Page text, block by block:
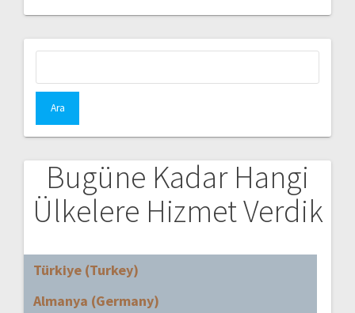
Bugüne Kadar Hangi
Ülkelere Hizmet Verdik
Türkiye (Turkey)
Almanya (Germany)